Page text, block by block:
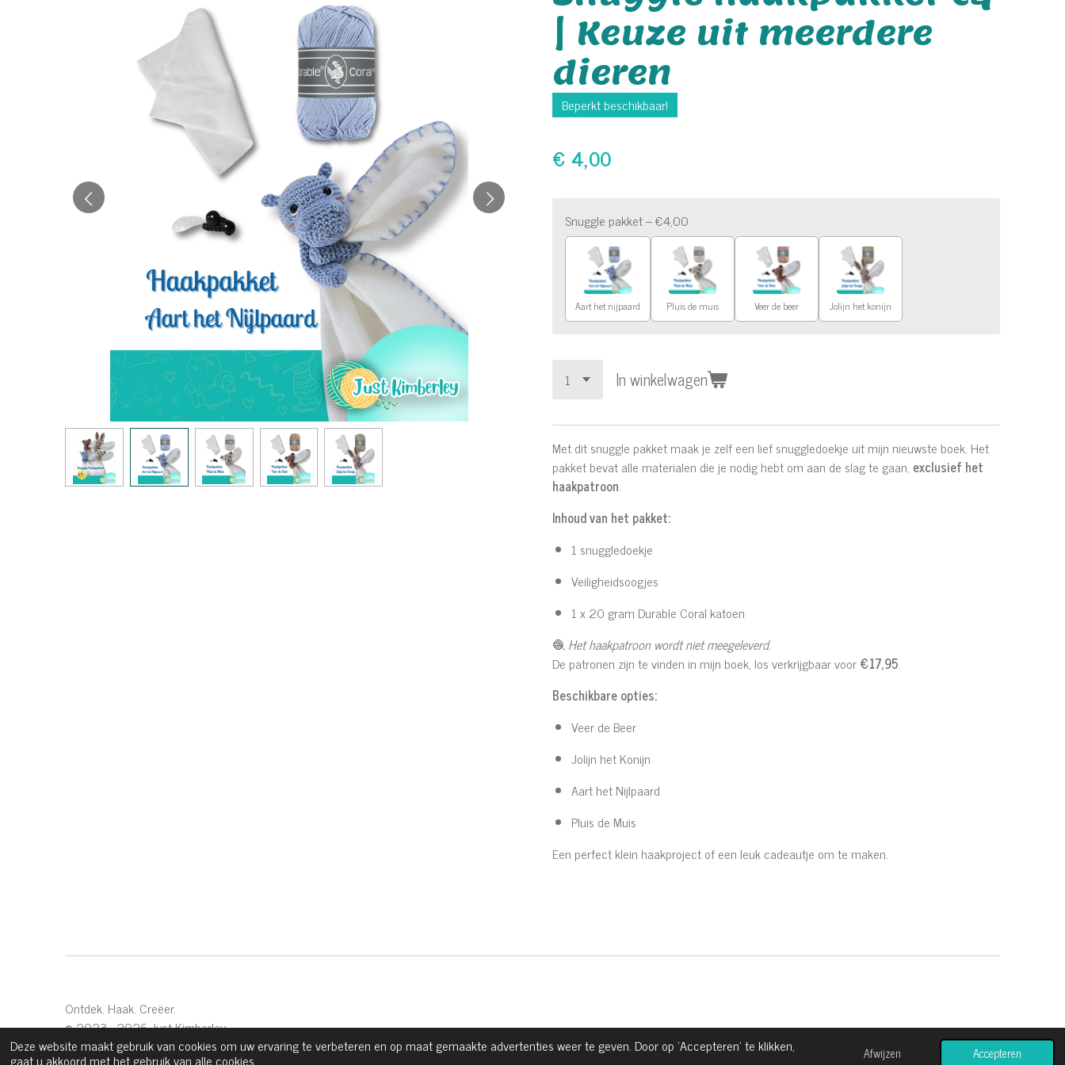
Deze website maakt gebruik van cookies om uw ervaring te verbeteren en op maat gemaakte advertenties weer te geven. Door op ‘Accepteren’ te klikken,
gaat u akkoord met het gebruik van alle cookies. Afwijzen Accepteren
| Keuze uit meerdere
dieren
Beperkt beschikbaar!
€ 4,00
Snuggle pakket – €4,00
Aart het nijpaard Pluis de muis Veer de beer Jolijn het konijn
In winkelwagen
Met dit snuggle pakket maak je zelf een lief snuggledoekje uit mijn nieuwste boek. Het
pakket bevat alle materialen die je nodig hebt om aan de slag te gaan, exclusief het
haakpatroon.
Inhoud van het pakket:
1 snuggledoekje
Veiligheidsoogjes
1 x 20 gram Durable Coral katoen
🧶Het haakpatroon wordt niet meegeleverd.
De patronen zijn te vinden in mijn boek, los verkrijgbaar voor€17,95.
Beschikbare opties:
Veer de Beer
Jolijn het Konijn
Aart het Nijlpaard
Pluis de Muis
Een perfect klein haakproject of een leuk cadeautje om te maken.
Ontdek. Haak. Creëer.
© 2023 - 2026 Just Kimberley